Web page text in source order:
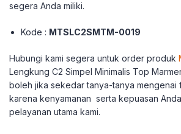
segera Anda miliki.
Kode : MTSLC2SMTM-0019
Hubungi kami segera untuk order produk
Lengkung C2 Simpel Minimalis Top
boleh jika sekedar tanya-tanya mengenai
karena kenyamanan serta kepuasan
pelayanan utama kami.